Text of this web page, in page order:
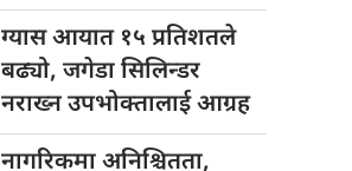
ग्यास आयात १५ प्रतिशतले
बढ्यो, जगेडा सिलिन्डर
नराख्न उपभोक्तालाई आग्रह
नागरिकमा अनिश्चितता,